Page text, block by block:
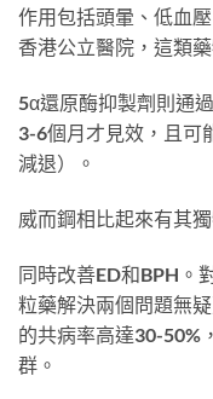
作用包括頭暈、低血
香港公立醫院，這類
5α還原酶抑製劑則通
3-6個月才見效，且可
減退）。
威而鋼相比起來有其獨
同時改善ED和BPH。
粒藥解決兩個問題無
的共病率高達30-50%
群。